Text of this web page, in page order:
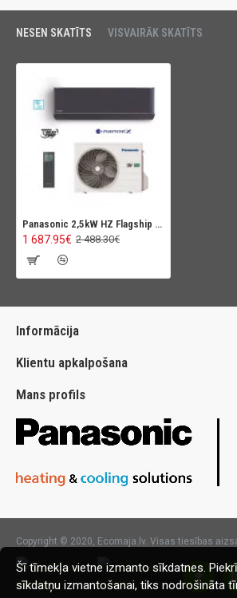
NESEN SKATĪTS VISVAIRĀK SKATĪTS
Panasonic 2,5kW HZ Flagship (Nanoe X) Graphite grey
1 687.95€ 2 488.30€
Informācija
Klientu apkalpošana
Mans profils
Copyright © 2020, Ecomaja.lv. Visas tiesības
Šī tīmekļa vietne izmanto sīkdatnes.
sīkdatņu izmantošanai, tiks nodrošināta